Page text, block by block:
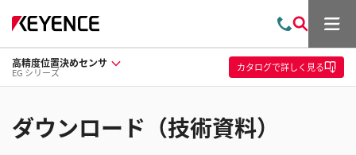
問
い
合
わ
索
メ
ュ
ー
高精度位置決めセンサ
EG シリーズ カタログで詳しく見る
ダウンロード（技術資料）